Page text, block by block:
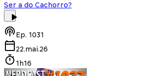
Ser a do Cachorro?
Ep. 1031
22.mai.26
1h16